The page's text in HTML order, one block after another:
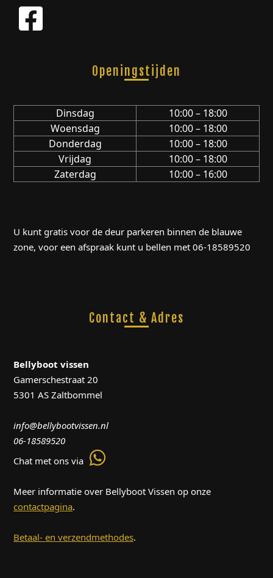
Openingstijden
Dinsdag
10:00 – 18:00
Woensdag
10:00 – 18:00
Donderdag
10:00 – 18:00
Vrijdag
10:00 – 18:00
Zaterdag
10:00 – 16:00
U kunt gratis voor de deur parkeren binnen de blauwe
zone, voor een afspraak kunt u bellen met 06-18589520
Contact & Adres
Bellyboot vissen
Gamerschestraat 20
5301 AS Zaltbommel
info@bellybootvissen.nl
06-18589520
Chat met ons via
Meer informatie over Bellyboot Vissen op onze
contactpagina.
Betaal- en verzendmethodes.